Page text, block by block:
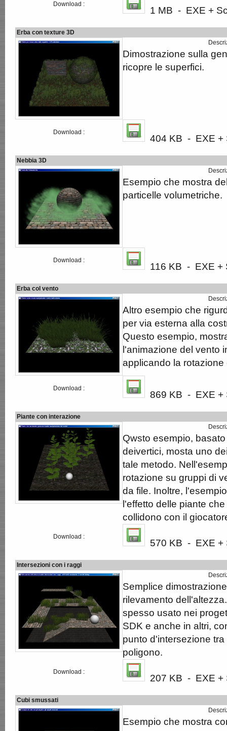
Download :
1 MB - EXE +
Erba con texture 3D
Dimostrazione sulla
ricopre le superfici.
Download :
404 KB - EXE +
Nebbia 3D
Esempio che mostra
particelle volumetriche.
Download :
116 KB - EXE +
Erba col vento
Altro esempio che
per via esterna alla
Questo esempio,
l'animazione del vento
applicando la rotazione
Download :
869 KB - EXE +
Piante con interazione
Qwsto esempio,
deivertici, mosta uno
tale metodo.
rotazione su gruppi di
da file. Inoltre,
l'effetto delle piante
collidono con il
Download :
570 KB - EXE +
Intersezioni con i raggi
Semplice
rilevamento
spesso usato nei
SDK e anche in altri,
punto d'intersezione
poligono.
Download :
207 KB - EXE +
Cubi smussati
Esempio che mostra